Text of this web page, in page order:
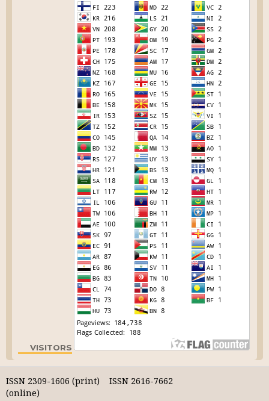
VISITORS
ISSN 2309-1606 (print) ISSN 2616-7662
(online)